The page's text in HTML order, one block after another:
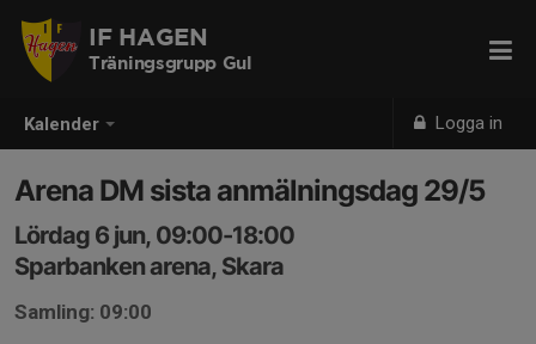
Kalender Logga in
IF HAGEN
Träningsgrupp Gul
Arena DM sista anmälningsdag 29/5
Lördag 6 jun, 09:00-18:00
Sparbanken arena, Skara
Samling: 09:00